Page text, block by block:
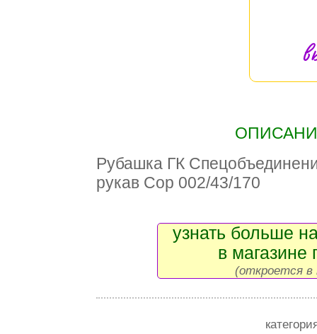
Рубашка ГК
рукав Сор 002/43/170
узнать больше
в магазине
(откроется в